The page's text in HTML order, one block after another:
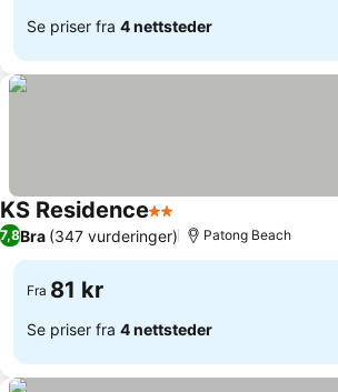
Se priser fra 4 nettsteder
KS Residence2 Stjerner
7,8Bra (347 vurderinger) Patong Beach
Fra 81 kr
Se priser fra 4 nettsteder